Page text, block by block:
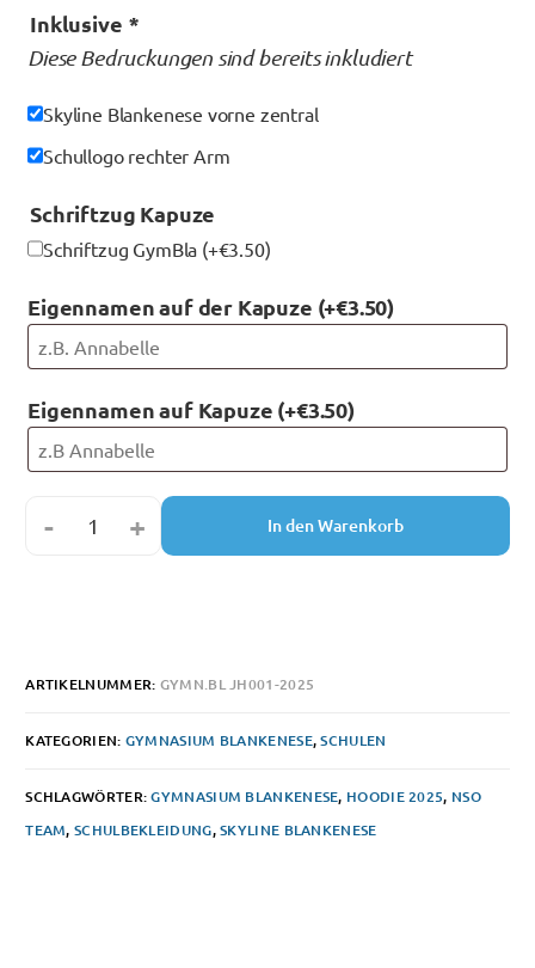
Inklusive *
Diese Bedruckungen sind bereits inkludiert
Skyline Blankenese vorne zentral
Schullogo rechter Arm
Schriftzug Kapuze
Schriftzug GymBla (+€3.50)
Eigennamen auf der Kapuze (+€3.50)
Eigennamen auf Kapuze (+€3.50)
+
- In den Warenkorb
ARTIKELNUMMER: GYMN.BL JH001-2025
KATEGORIEN: GYMNASIUM BLANKENESE,SCHULEN
SCHLAGWÖRTER:GYMNASIUM BLANKENESE, HOODIE 2025, NSO
TEAM,SCHULBEKLEIDUNG,SKYLINE BLANKENESE